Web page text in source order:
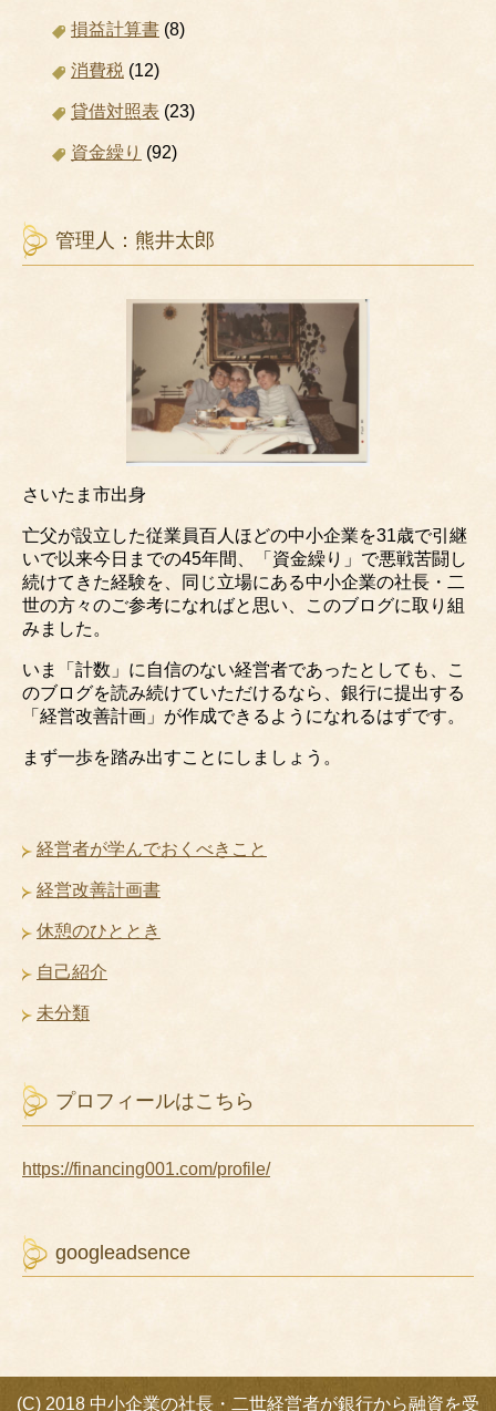
損益計算書 (8)
消費税 (12)
貸借対照表 (23)
資金繰り (92)
管理人：熊井太郎
さいたま市出身
亡父が設立した従業員百人ほどの中小企業を31歳で引継
いで以来今日までの45年間、「資金繰り」で悪戦苦闘し
続けてきた経験を、同じ立場にある中小企業の社長・二
世の方々のご参考になればと思い、このブログに取り組
みました。
いま「計数」に自信のない経営者であったとしても、こ
のブログを読み続けていただけるなら、銀行に提出する
「経営改善計画」が作成できるようになれるはずです。
まず一歩を踏み出すことにしましょう。
経営者が学んでおくべきこと
経営改善計画書
休憩のひととき
自己紹介
未分類
プロフィールはこちら
https://financing001.com/profile/
googleadsence
(C) 2018 中小企業の社長・二世経営者が銀行から融資を受